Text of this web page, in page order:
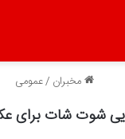
مخبران /عمومی